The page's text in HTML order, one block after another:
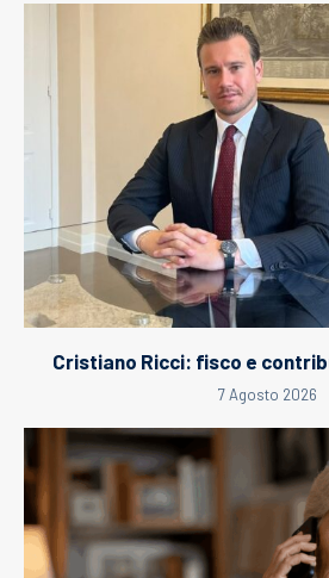
Cristiano Ricci: fisco e
7 Agosto 2026